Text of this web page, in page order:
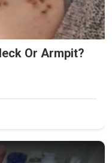
Or Armpit?